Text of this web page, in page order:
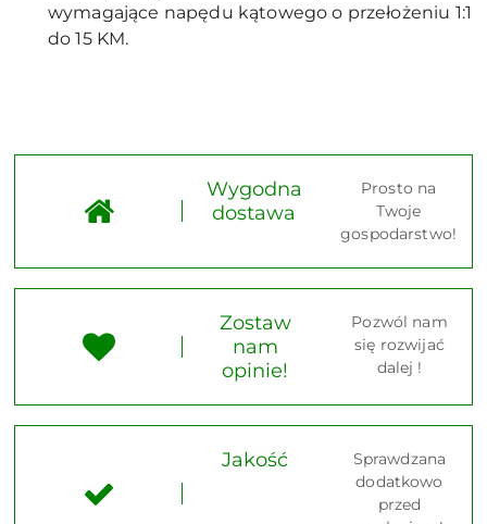
wymagające napędu kątowego o przełożeniu 1:1
do 15 KM.
Wygodna
dostawa
Prosto na
Twoje
gospodarstwo!
Zostaw
nam
opinie!
Pozwól nam
się rozwijać
dalej !
Jakość
Sprawdzana
dodatkowo
przed